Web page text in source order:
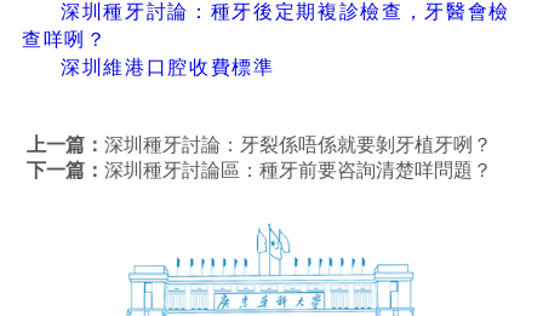
深圳種牙討論：種牙後定期複診檢查，牙醫會檢
查咩咧？
深圳維港口腔收費標準
上一篇：深圳種牙討論：牙裂係唔係就要剝牙植牙咧？
下一篇：深圳種牙討論區：種牙前要咨詢清楚咩問題？